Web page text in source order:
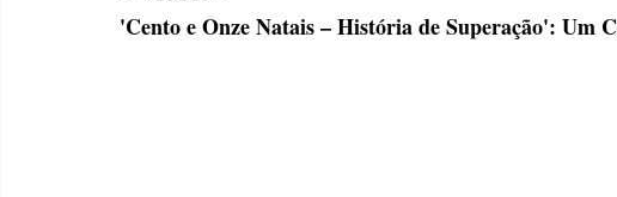
'Cento e Onze Natais – História de Superação': Um